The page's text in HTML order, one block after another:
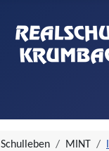
Schulleben MINT